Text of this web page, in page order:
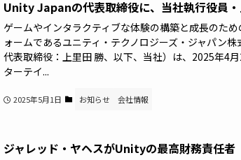
Unity Japanの代表取締役に、当社執行役員
ゲームやインタラクティブな体験の構築と成長のた
ォームであるユニティ・テクノロジーズ・ジャパン株
代表取締役：上里田 勝、以下、当社）は、2025年4
ターテイ...
2025年5月1日 お知らせ 会社情報
ジャレッド・ヤヘスがUnityの最高財務責任者